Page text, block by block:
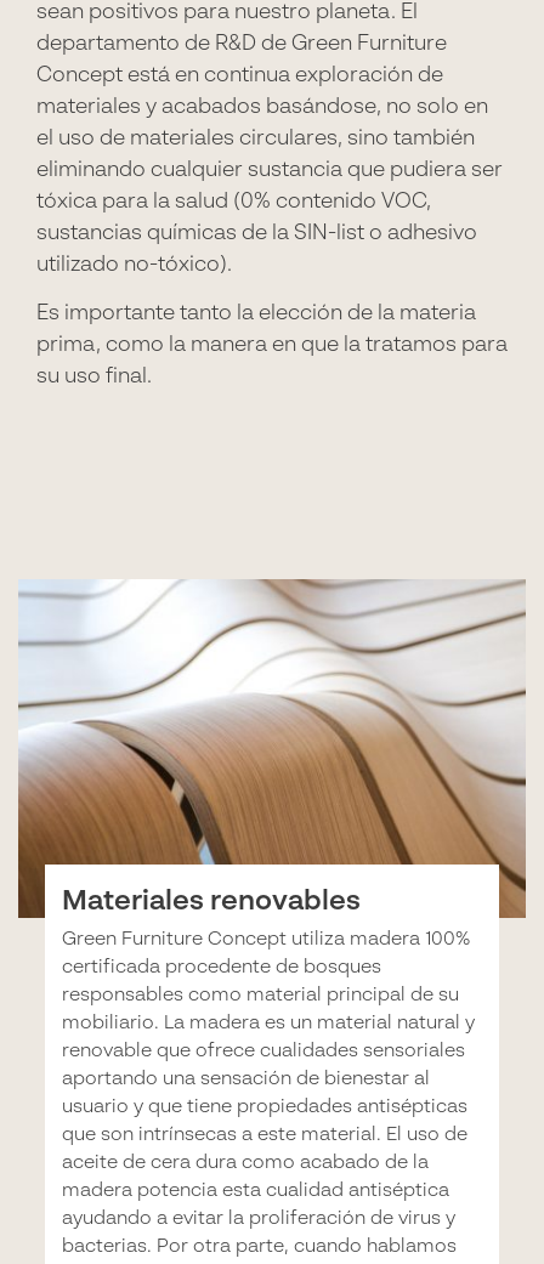
sean positivos para nuestro planeta. El
departamento de R&D de Green Furniture
Concept está en continua exploración de
materiales y acabados basándose, no solo en
el uso de materiales circulares, sino también
eliminando cualquier sustancia que pudiera ser
tóxica para la salud (0% contenido VOC,
sustancias químicas de la SIN-list o adhesivo
utilizado no-tóxico).
Es importante tanto la elección de la materia
prima, como la manera en que la tratamos para
su uso final.
Materiales renovables
Green Furniture Concept utiliza madera 100%
certificada procedente de bosques
responsables como material principal de su
mobiliario. La madera es un material natural y
renovable que ofrece cualidades sensoriales
aportando una sensación de bienestar al
usuario y que tiene propiedades antisépticas
que son intrínsecas a este material. El uso de
aceite de cera dura como acabado de la
madera potencia esta cualidad antiséptica
ayudando a evitar la proliferación de virus y
bacterias. Por otra parte, cuando hablamos